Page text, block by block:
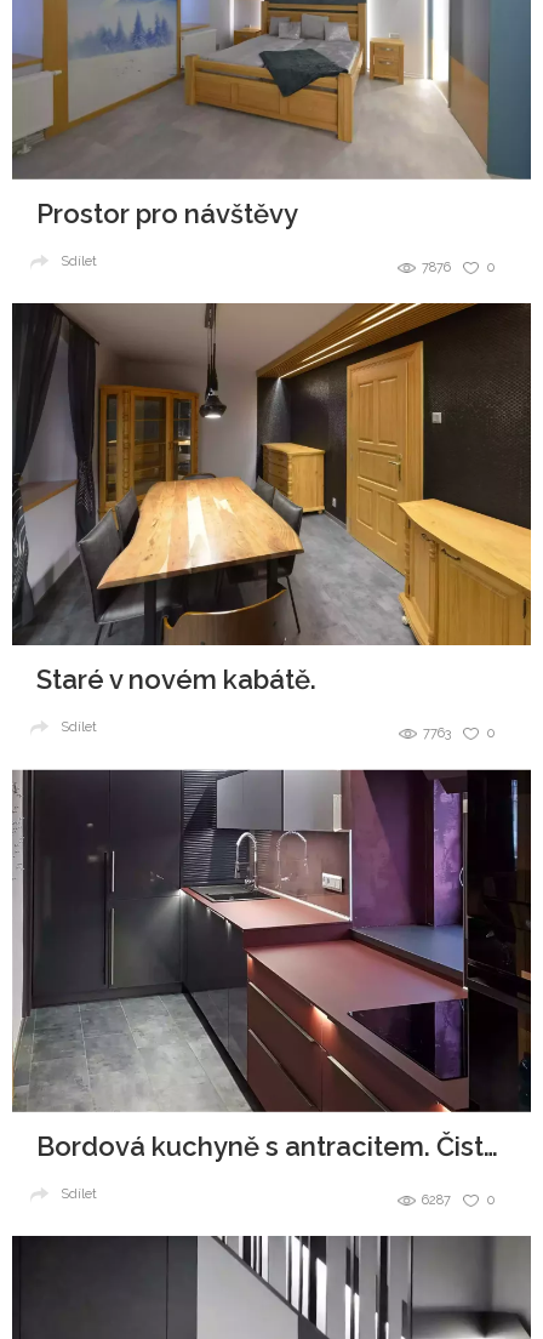
Prostor pro návštěvy
0
7876
Sdílet
Staré v novém kabátě.
0
7763
Sdílet
Bordová kuchyně s antracitem. Čistě ženská záležitost.
0
6287
Sdílet